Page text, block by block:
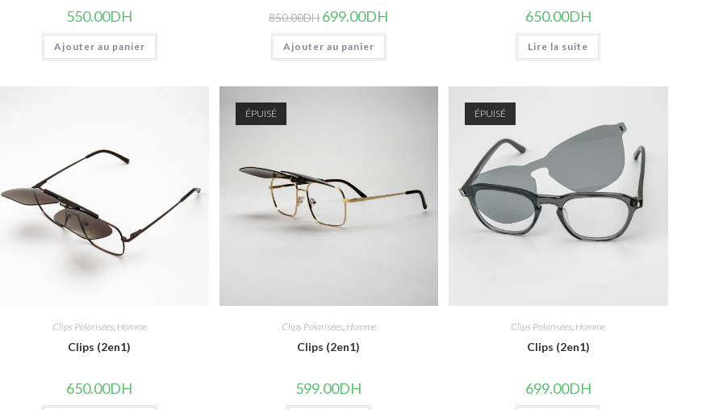
550.00DH
Ajouter au panier
850.00DH Le
prix
initial
était :
850.00DH.
699.00DH
Ajouter au panier
650.00DH
Lire la suite
Clips Polarisées, Homme
Clips (2en1)
650.00DH
ÉPUISÉ
Clips Polarisées, Homme
Clips (2en1)
599.00DH
ÉPUISÉ
Clips Polarisées, Homme
Clips (2en1)
699.00DH